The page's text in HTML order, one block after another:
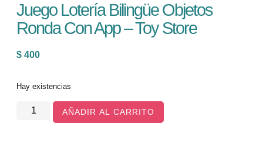
Juego Lotería Bilingüe Objetos
Ronda Con App – Toy Store
$ 400
Hay existencias
AÑADIR AL CARRITO